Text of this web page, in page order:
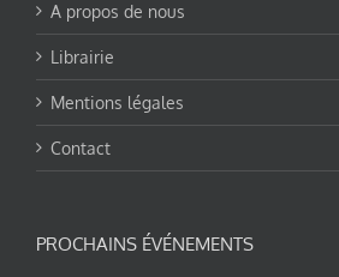
A propos de nous
Librairie
Mentions légales
Contact
PROCHAINS ÉVÉNEMENTS